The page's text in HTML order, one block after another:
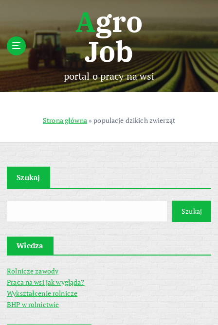
p
t
c
n
Agro
Job
portal o pracy na wsi
Strona główna»populacje dzikich zwierząt
Szukaj
Szukaj
Wiedza
Rolnicze zawody
Praca na wsi jak wygląda?
Wykształcenie rolnicze
BHP w rolnictwie